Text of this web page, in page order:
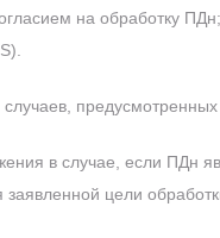
на обработку ПДн;
в случае, если ПДн
цели